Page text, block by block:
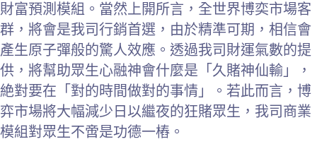
財富預測模組。當然上開所言，全世界博奕市場客
群，將會是我司行銷首選，由於精準可期，相信會
產生原子彈般的驚人效應。透過我司財運氣數的提
供，將幫助眾生心融神會什麼是「久賭神仙輸」，
絶對要在「對的時間做對的事情」。若此而言，博
弈市場將大幅減少日以繼夜的狂賭眾生，我司商業
模組對眾生不啻是功德一樁。